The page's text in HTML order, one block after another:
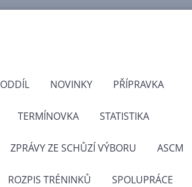
ODDÍL NOVINKY PŘÍPRAVKA
TERMÍNOVKA STATISTIKA
ZPRÁVY ZE SCHŮZÍ VÝBORU ASCM
ROZPIS TRÉNINKŮ SPOLUPRÁCE